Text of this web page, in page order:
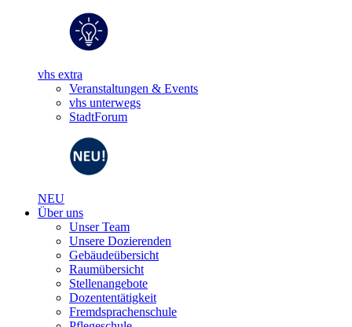
vhs extra
Veranstaltungen & Events
vhs unterwegs
StadtForum
NEU
Über uns
Unser Team
Unsere Dozierenden
Gebäudeübersicht
Raumübersicht
Stellenangebote
Dozententätigkeit
Fremdsprachenschule